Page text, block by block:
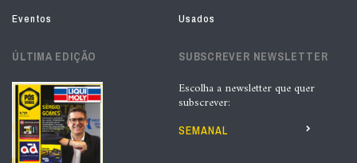
Eventos
Usados
ÚLTIMA EDIÇÃO SUBSCREVER NEWSLETTER
Escolha a newsletter que quer
subscrever:
SEMANAL